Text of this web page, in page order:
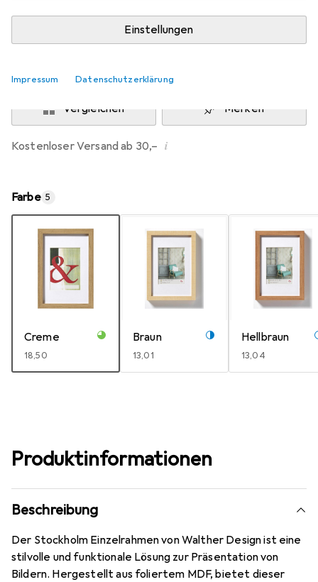
Einstellungen
Impressum Datenschutzerklärung
Lieferort angeben für genaue Lieferzeit
Vergleichen Merken
Kostenloser Versand ab 30,– i
Farbe 5
Creme
EUR
18,50
Braun
EUR
13,01
Hellbraun
EUR
13,04
Produktinformationen
Beschreibung
Der Stockholm Einzelrahmen von Walther Design ist eine
stilvolle und funktionale Lösung zur Präsentation von
Bildern. Hergestellt aus foliertem MDF, bietet dieser